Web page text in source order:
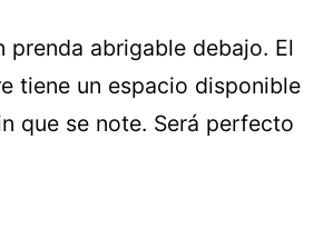
prenda abrigable debajo. El
tiene un espacio disponible
que se note. Será perfecto